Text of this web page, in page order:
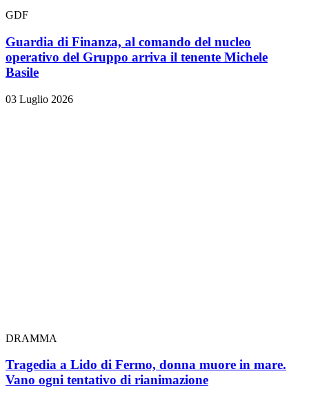
GDF
Guardia di Finanza, al comando del nucleo
operativo del Gruppo arriva il tenente Michele
Basile
03 Luglio 2026
DRAMMA
Tragedia a Lido di Fermo, donna muore in mare.
Vano ogni tentativo di rianimazione